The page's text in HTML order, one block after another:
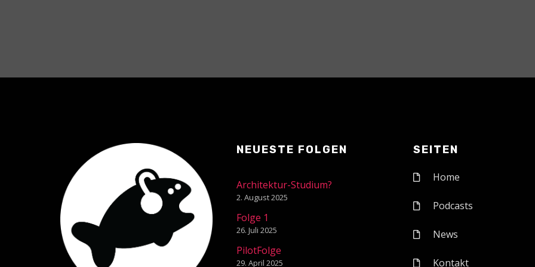
NEUESTE FOLGEN
Architektur-Studium?
2. August 2025
Folge 1
26. Juli 2025
PilotFolge
29. April 2025
SEITEN
Home
Podcasts
News
Kontakt